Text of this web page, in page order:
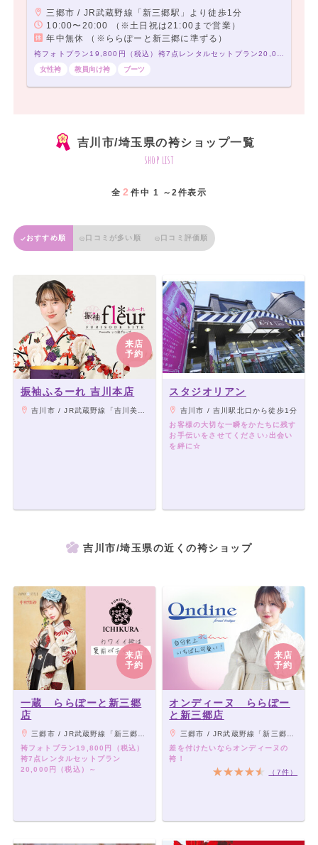
三郷市 / JR武蔵野線「新三郷駅」より徒歩1分
10:00〜20:00 （※土日祝は21:00まで営業）
年中無休 （※ららぽーと新三郷に準ずる）
女性袴
教員向け袴 ブーツ
吉川市/埼玉県の袴ショップ一覧
shop list
全 2 件中 1 ～2件表示
おすすめ順 口コミが多い順 口コミ評価順
来店
予約
振袖ふるーれ 吉川本店
吉川市 / JR武蔵野線「吉川美南」駅から徒歩10分
スタジオリアン
吉川市 / 吉川駅北口から徒歩1分
お客様の大切な一瞬をかたちに残す
お手伝いをさせてください♪出会い
を絆に☆
吉川市/埼玉県の近くの袴ショップ
来店
予約
一蔵 ららぽーと新三郷
店
三郷市 / JR武蔵野線「新三郷駅」より徒歩1分
袴フォトプラン19,800円（税込）
袴7点レンタルセットプラン
20,000円（税込）～
来店
予約
オンディーヌ ららぽー
と新三郷店
三郷市 / JR武蔵野線「新三郷駅」より徒歩1分
差を付けたいならオンディーヌの
袴！
（7件）